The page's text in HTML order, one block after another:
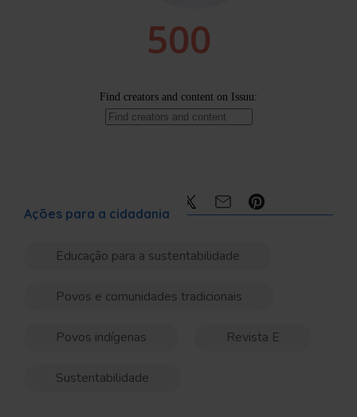
Ações para a cidadania
Educação para a sustentabilidade
Povos e comunidades tradicionais
Povos indígenas Revista E
Sustentabilidade